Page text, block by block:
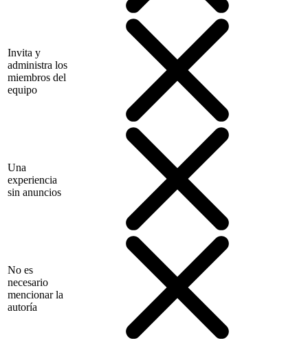
Invita y
administra los
miembros del
equipo
Una
experiencia
sin anuncios
No es
necesario
mencionar la
autoría